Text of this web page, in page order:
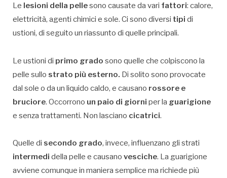
Le lesioni della pellesono causate da vari fattori: calore,
elettricità, agenti chimici e sole. Ci sono diversi tipi di
ustioni, di seguito un riassunto di quelle principali.
Le ustioni di primo grado sono quelle che colpiscono la
pelle sullo strato più esterno. Di solito sono provocate
dal sole o da un liquido caldo, e causano rossore e
bruciore. Occorrono un paio di giorni per la guarigione
e senza trattamenti. Non lasciano cicatrici.
Quelle di secondo grado, invece, influenzano gli strati
intermedi della pelle e causano vesciche. La guarigione
avviene comunque in maniera semplice ma richiede più